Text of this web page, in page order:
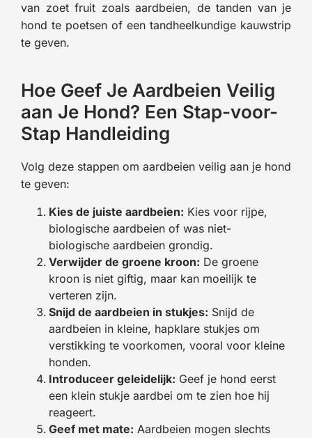
van zoet fruit zoals aardbeien, de tanden van je
hond te poetsen of een tandheelkundige kauwstrip
te geven.
Hoe Geef Je Aardbeien Veilig
aan Je Hond? Een Stap-voor-
Stap Handleiding
Volg deze stappen om aardbeien veilig aan je hond
te geven:
Kies de juiste aardbeien: Kies voor rijpe,
biologische aardbeien of was niet-
biologische aardbeien grondig.
Verwijder de groene kroon: De groene
kroon is niet giftig, maar kan moeilijk te
verteren zijn.
Snijd de aardbeien in stukjes: Snijd de
aardbeien in kleine, hapklare stukjes om
verstikking te voorkomen, vooral voor kleine
honden.
Introduceer geleidelijk: Geef je hond eerst
een klein stukje aardbei om te zien hoe hij
reageert.
Geef met mate: Aardbeien mogen slechts